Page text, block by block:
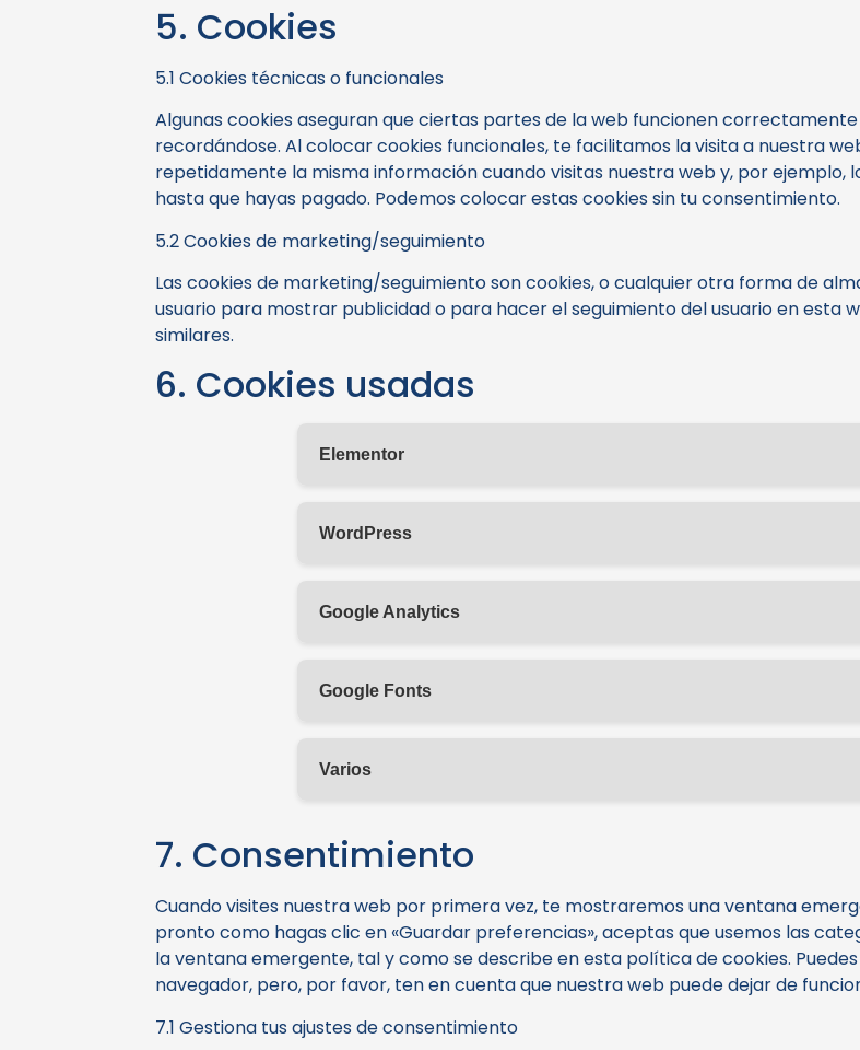
5. Cookies
5.1 Cookies técnicas o funcionales
Algunas cookies aseguran que ciertas partes de la web funcionen
recordándose. Al colocar cookies funcionales, te facilitamos la visita a nuestra
repetidamente la misma información cuando visitas nuestra web y, por
hasta que hayas pagado. Podemos colocar estas cookies sin tu consentimiento.
5.2 Cookies de marketing/seguimiento
Las cookies de marketing/seguimiento son cookies, o cualquier otra forma de
usuario para mostrar publicidad o para hacer el seguimiento del usuario en esta
similares.
6. Cookies usadas
Elementor
WordPress
Google Analytics
Google Fonts
Varios
7. Consentimiento
Cuando visites nuestra web por primera vez, te mostraremos una ventana
pronto como hagas clic en «Guardar preferencias», aceptas que usemos las
la ventana emergente, tal y como se describe en esta política de cookies.
navegador, pero, por favor, ten en cuenta que nuestra web puede dejar de
7.1 Gestiona tus ajustes de consentimiento